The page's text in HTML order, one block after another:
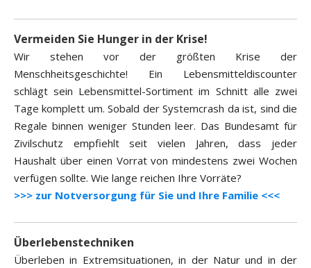
Vermeiden Sie Hunger in der Krise!
Wir stehen vor der größten Krise der
Menschheitsgeschichte! Ein Lebensmitteldiscounter
schlägt sein Lebensmittel-Sortiment im Schnitt alle zwei
Tage komplett um. Sobald der Systemcrash da ist, sind die
Regale binnen weniger Stunden leer. Das Bundesamt für
Zivilschutz empfiehlt seit vielen Jahren, dass jeder
Haushalt über einen Vorrat von mindestens zwei Wochen
verfügen sollte. Wie lange reichen Ihre Vorräte?
>>> zur Notversorgung für Sie und Ihre Familie <<<
Überlebenstechniken
Überleben in Extremsituationen, in der Natur und in der